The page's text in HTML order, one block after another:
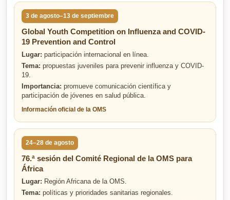
3 de agosto–13 de septiembre
Global Youth Competition on Influenza and COVID-
19 Prevention and Control
Lugar: participación internacional en línea.
Tema: propuestas juveniles para prevenir influenza y COVID-
19.
Importancia: promueve comunicación científica y
participación de jóvenes en salud pública.
Información oficial de la OMS
24–28 de agosto
76.ª sesión del Comité Regional de la OMS para
África
Lugar: Región Africana de la OMS.
Tema: políticas y prioridades sanitarias regionales.